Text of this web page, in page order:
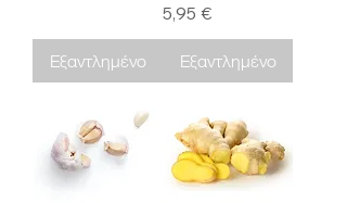
Εξαντλημένο
Τιμή
5,95 €
Εξαντλημένο